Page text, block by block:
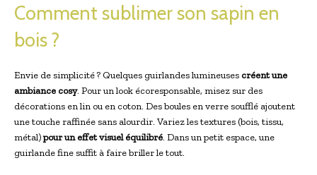
Comment sublimer son sapin en
bois ?
Envie de simplicité ? Quelques guirlandes lumineuses créent une
ambiance cosy. Pour un look écoresponsable, misez sur des
décorations en lin ou en coton. Des boules en verre soufflé ajoutent
une touche raffinée sans alourdir. Variez les textures (bois, tissu,
métal)pour un effet visuel équilibré. Dans un petit espace, une
guirlande fine suffit à faire briller le tout.